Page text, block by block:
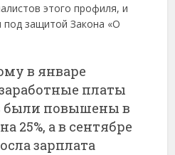
этого профиля, и
под защитой Закона «О
в январе
платы
были повышены в
25%, а в сентябре
зарплата